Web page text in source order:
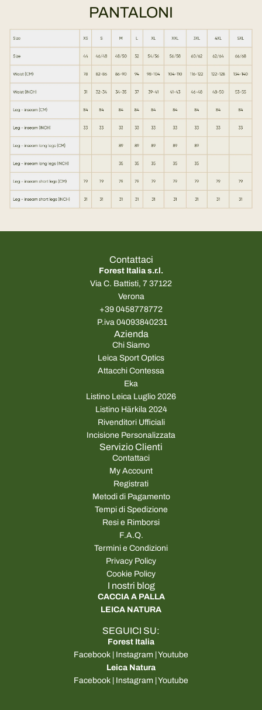
PANTALONI
Contattaci
Forest Italia s.r.l.
Via C. Battisti, 7 37122
Verona
+39 0458778772
P.iva 04093840231
Azienda
Chi Siamo
Leica Sport Optics
Attacchi Contessa
Eka
Listino Leica Luglio 2026
Listino Härkila 2024
Rivenditori Ufficiali
Incisione Personalizzata
Servizio Clienti
Contattaci
My Account
Registrati
Metodi di Pagamento
Tempi di Spedizione
Resi e Rimborsi
F.A.Q.
Termini e Condizioni
Privacy Policy
Cookie Policy
I nostri blog
CACCIA A PALLA
LEICA NATURA
SEGUICI SU:
Forest Italia
Facebook
Instagram Youtube
Leica Natura
Facebook
Instagram Youtube